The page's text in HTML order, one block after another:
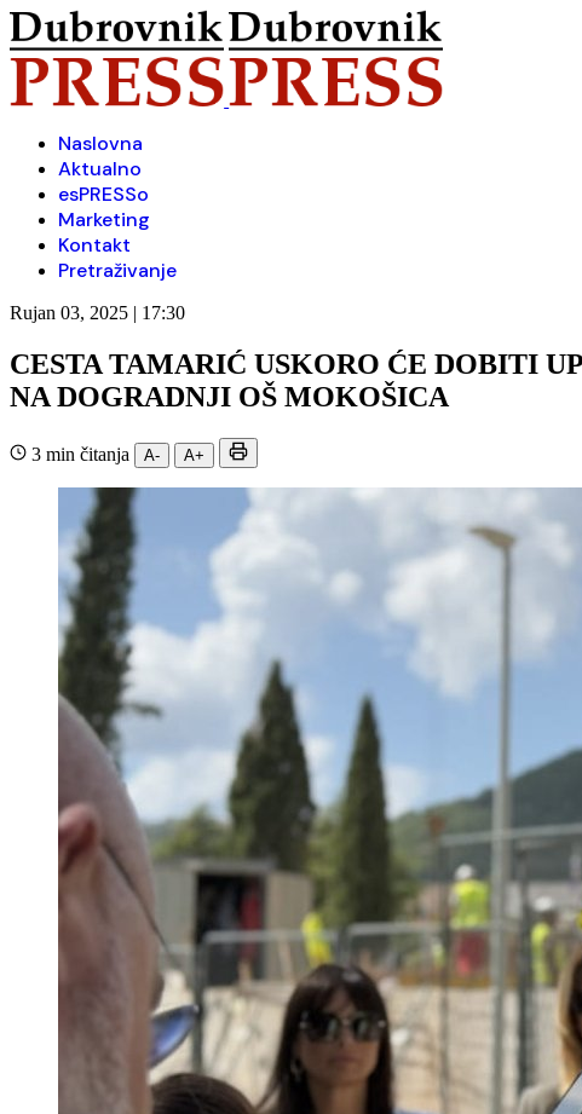
Naslovna
Aktualno
esPRESSo
Marketing
Kontakt
Pretraživanje
Rujan 03, 2025 | 17:30
CESTA TAMARIĆ USKORO ĆE DOBITI
NA DOGRADNJI OŠ MOKOŠICA
3 min čitanja A- A+